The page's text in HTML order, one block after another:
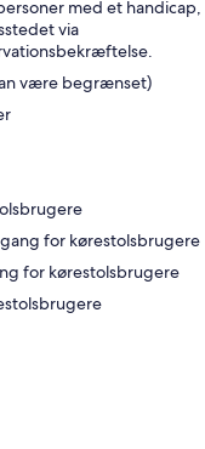
med et handicap,
via
være begrænset)
for kørestolsbrugere
for kørestolsbrugere